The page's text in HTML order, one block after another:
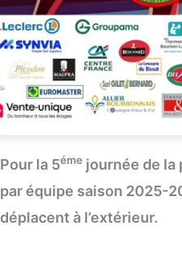
Pour la 5éme journée de la
par équipe saison 2025-
déplacent à l’extérieur.